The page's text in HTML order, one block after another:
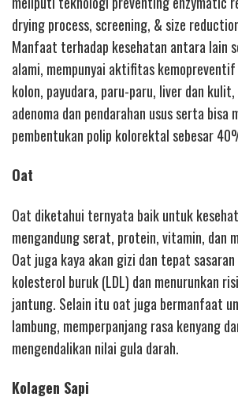
drying process, screening, & size
Manfaat terhadap kesehatan antara lain
alami, mempunyai aktifitas
kolon, payudara, paru-paru, liver dan
adenoma dan pendarahan usus serta bisa
pembentukan polip kolorektal sebesar
Oat
Oat diketahui ternyata baik untuk
mengandung serat, protein, vitamin, dan
Oat juga kaya akan gizi dan tepat
kolesterol buruk (LDL) dan menurunkan
jantung. Selain itu oat juga bermanfaat
lambung, memperpanjang rasa kenyang
mengendalikan nilai gula darah.
Kolagen Sapi